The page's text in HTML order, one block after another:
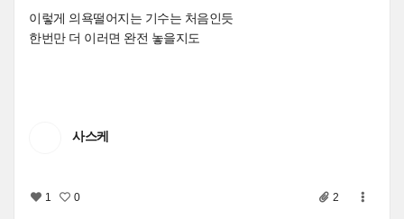
이렇게 의욕떨어지는 기수는 처음인듯
한번만 더 이러면 완전 놓을지도
사스케
1 0 2